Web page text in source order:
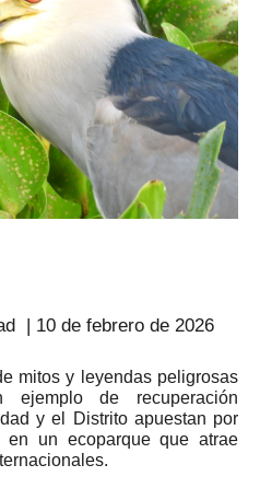
| 10 de febrero de 2026
mitos y leyendas peligrosas
de recuperación
y el Distrito apuestan por
en un ecoparque que atrae